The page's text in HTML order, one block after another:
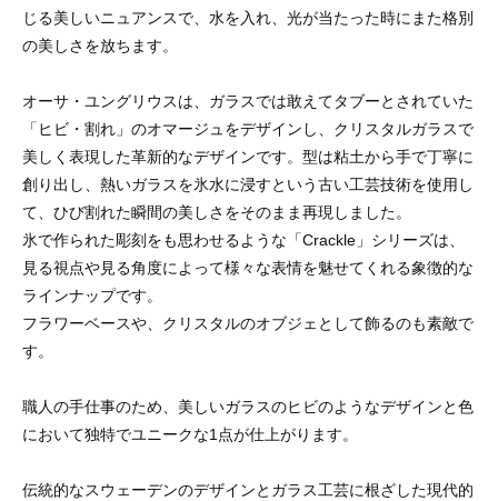
じる美しいニュアンスで、水を入れ、光が当たった時にまた格別
の美しさを放ちます。
オーサ・ユングリウスは、ガラスでは敢えてタブーとされていた
「ヒビ・割れ」のオマージュをデザインし、クリスタルガラスで
美しく表現した革新的なデザインです。型は粘土から手で丁寧に
創り出し、熱いガラスを氷水に浸すという古い工芸技術を使用し
て、ひび割れた瞬間の美しさをそのまま再現しました。
氷で作られた彫刻をも思わせるような「Crackle」シリーズは、
見る視点や見る角度によって様々な表情を魅せてくれる象徴的な
ラインナップです。
フラワーベースや、クリスタルのオブジェとして飾るのも素敵で
す。
職人の手仕事のため、美しいガラスのヒビのようなデザインと色
において独特でユニークな1点が仕上がります。
伝統的なスウェーデンのデザインとガラス工芸に根ざした現代的